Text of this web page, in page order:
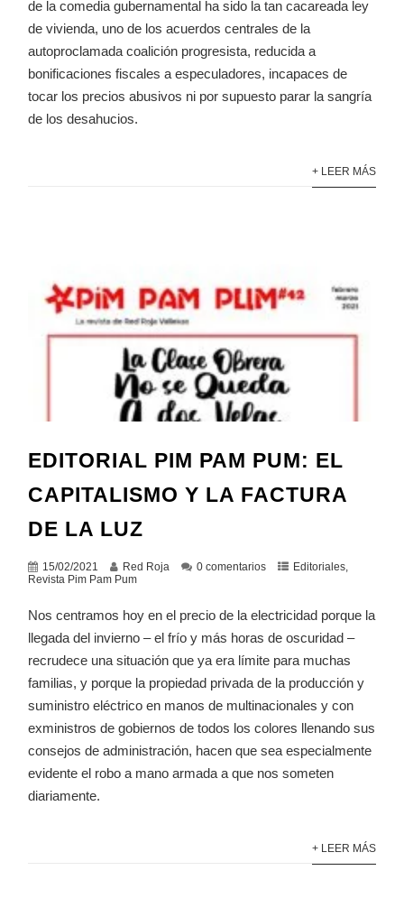
de la comedia gubernamental ha sido la tan cacareada ley
de vivienda, uno de los acuerdos centrales de la
autoproclamada coalición progresista, reducida a
bonificaciones fiscales a especuladores, incapaces de
tocar los precios abusivos ni por supuesto parar la sangría
de los desahucios.
+ LEER MÁS
EDITORIAL PIM PAM PUM: EL
CAPITALISMO Y LA FACTURA
DE LA LUZ
15/02/2021 Red Roja 0 comentarios Editoriales,
Revista Pim Pam Pum
Nos centramos hoy en el precio de la electricidad porque la
llegada del invierno – el frío y más horas de oscuridad –
recrudece una situación que ya era límite para muchas
familias, y porque la propiedad privada de la producción y
suministro eléctrico en manos de multinacionales y con
exministros de gobiernos de todos los colores llenando sus
consejos de administración, hacen que sea especialmente
evidente el robo a mano armada a que nos someten
diariamente.
+ LEER MÁS